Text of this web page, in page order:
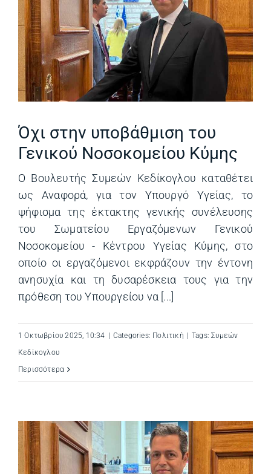
Όχι στην υποβάθμιση του
Γενικού Νοσοκομείου Κύμης
Ο Βουλευτής Συμεών Κεδίκογλου καταθέτει
ως Αναφορά, για τον Υπουργό Υγείας, το
ψήφισμα της έκτακτης γενικής συνέλευσης
του Σωματείου Εργαζόμενων Γενικού
Νοσοκομείου - Κέντρου Υγείας Κύμης, στο
οποίο οι εργαζόμενοι εκφράζουν την έντονη
ανησυχία και τη δυσαρέσκεια τους για την
πρόθεση του Υπουργείου να [...]
1 Οκτωβρίου 2025, 10:34 Categories: Πολιτική Tags:Συμεών
Κεδίκογλου
Περισσότερα